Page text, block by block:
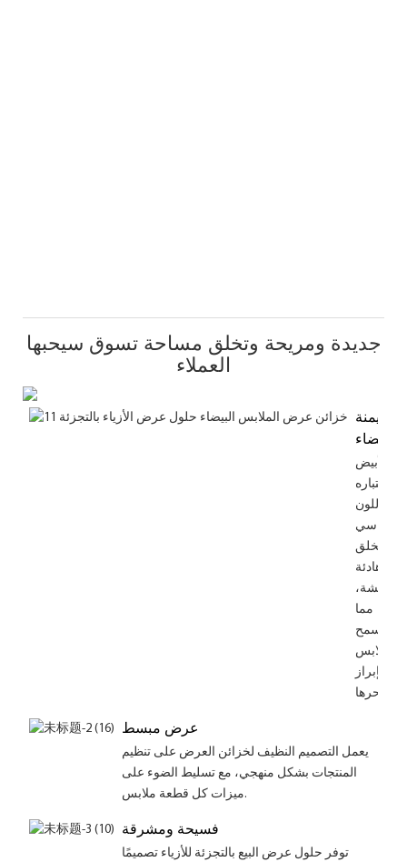
جديدة ومريحة وتخلق مساحة تسوق سيحبها
العملاء
الهيمنة
البيضاء
الأبيض
باعتباره
اللون
الأساسي
يخلق
بيئة هادئة
ومنعشة،
مما
يسمح
للملابس
بإبراز
عرض مبسط
يعمل التصميم النظيف لخزائن العرض على تنظيم
المنتجات بشكل منهجي، مع تسليط الضوء على
ميزات كل قطعة ملابس.
فسيحة ومشرقة
توفر حلول عرض البيع بالتجزئة للأزياء تصميمًا